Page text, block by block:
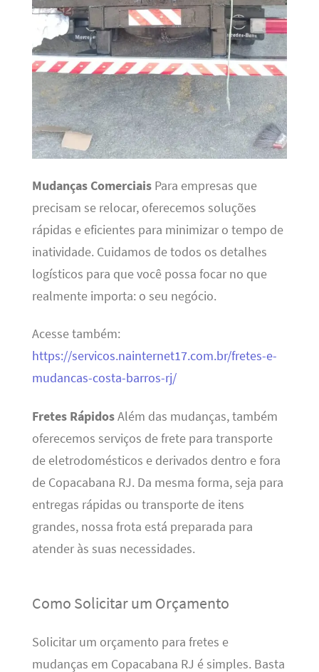
Mudanças ComerciaisPara empresas que
precisam se relocar, oferecemos soluções
rápidas e eficientes para minimizar o tempo de
inatividade. Cuidamos de todos os detalhes
logísticos para que você possa focar no que
realmente importa: o seu negócio.
Acesse também:
https://servicos.nainternet17.com.br/fretes-e-
mudancas-costa-barros-rj/
Fretes RápidosAlém das mudanças, também
oferecemos serviços de frete para transporte
de eletrodomésticos e derivados dentro e fora
de Copacabana RJ. Da mesma forma, seja para
entregas rápidas ou transporte de itens
grandes, nossa frota está preparada para
atender às suas necessidades.
Como Solicitar um Orçamento
Solicitar um orçamento para fretes e
mudanças em Copacabana RJ é simples. Basta